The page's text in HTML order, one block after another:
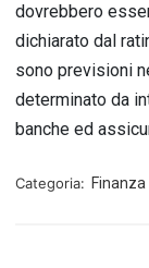
dovrebbero
dichiarato dal
sono previsioni
determinato da
banche ed
Categoria: Finanza